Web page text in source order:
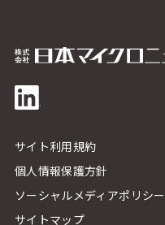
サイト利用規約
個人情報保護方針
ソーシャルメディアポリシー
サイトマップ